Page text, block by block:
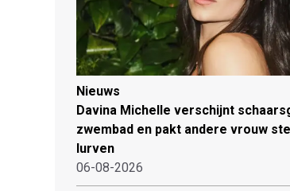
Nieuws
Davina Michelle verschijnt
zwembad en pakt andere vrouw
lurven
06-08-2026